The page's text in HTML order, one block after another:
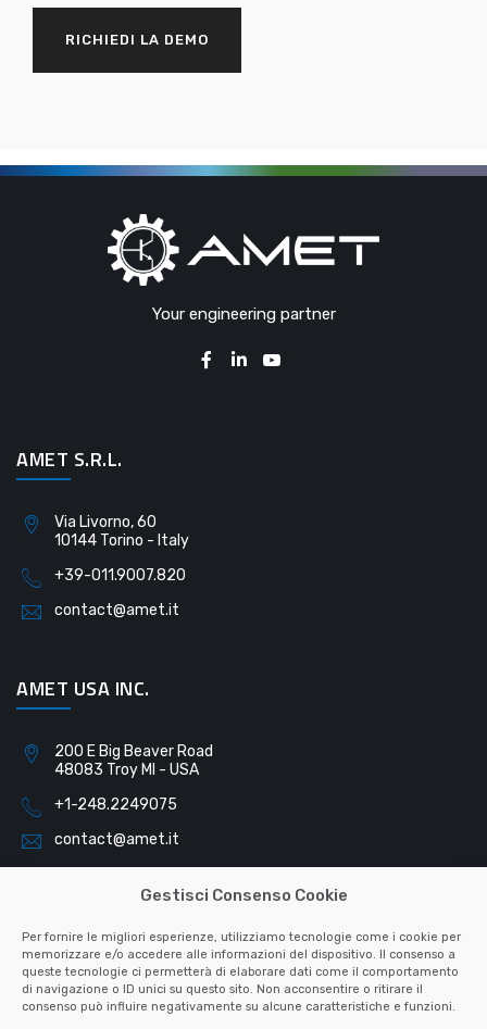
Gestisci Consenso Cookie
Per fornire le migliori esperienze, utilizziamo tecnologie come i cookie per
memorizzare e/o accedere alle informazioni del dispositivo. Il consenso a
queste tecnologie ci permetterà di elaborare dati come il comportamento
di navigazione o ID unici su questo sito. Non acconsentire o ritirare il
consenso può influire negativamente su alcune caratteristiche e funzioni.
Your engineering partner
AMET S.R.L.
Via Livorno, 60
10144 Torino - Italy
+39-011.9007.820
contact@amet.it
AMET USA INC.
200 E Big Beaver Road
48083 Troy MI - USA
+1-248.2249075
contact@amet.it
Pribinova 791
040 01 Košice - Slovacchia